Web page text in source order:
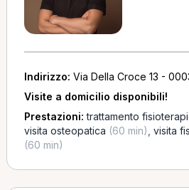
Indirizzo: Via Della Croce 13 -
Visite a domicilio disponibili!
Prestazioni:trattamento
visita osteopatica (60 min) visita
(60 min)